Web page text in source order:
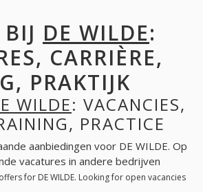
DE WILDE:
CARRIÈRE,
PRAKTIJK
WILDE: VACANCIES,
PRACTICE
aanbiedingen voor DE WILDE. Op
vacatures in andere bedrijven
for DE WILDE. Looking for open vacancies